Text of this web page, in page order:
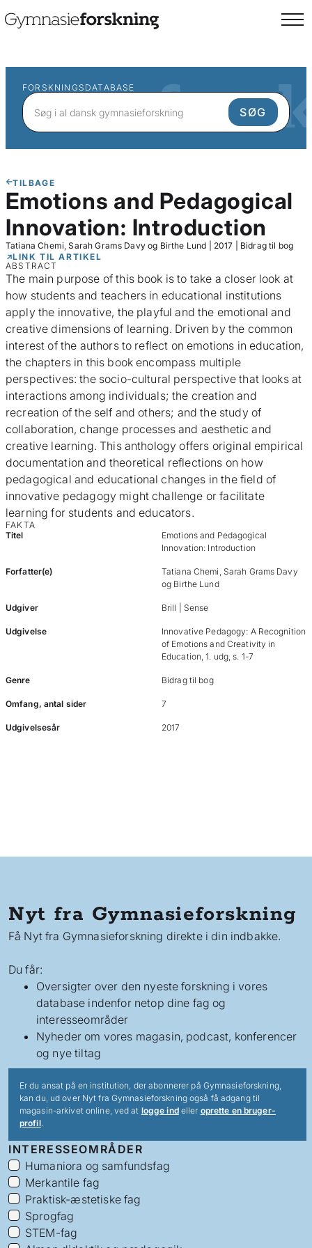
FORSKNINGSDATABASE
TILBAGE
Emotions and Pedagogical
Innovation: Introduction
Tatiana Chemi, Sarah Grams Davy og Birthe Lund 2017
Bidrag til bog
LINK TIL ARTIKEL
ABSTRACT
The main purpose of this book is to take a closer look at
how students and teachers in educational institutions
apply the innovative, the playful and the emotional and
creative dimensions of learning. Driven by the common
interest of the authors to reflect on emotions in education,
the chapters in this book encompass multiple
perspectives: the socio-cultural perspective that looks at
interactions among individuals; the creation and
recreation of the self and others; and the study of
collaboration, change processes and aesthetic and
creative learning. This anthology offers original empirical
documentation and theoretical reflections on how
pedagogical and educational changes in the field of
innovative pedagogy might challenge or facilitate
learning for students and educators.
FAKTA
Titel
Emotions and Pedagogical
Innovation: Introduction
Forfatter(e)
Tatiana Chemi, Sarah Grams Davy
og Birthe Lund
Udgiver Brill | Sense
Udgivelse
Innovative Pedagogy: A Recognition
of Emotions and Creativity in
Education, 1. udg, s. 1-7
Genre Bidrag til bog
Omfang, antal sider 7
Udgivelsesår 2017
Nyt fra Gymnasieforskning
Få Nyt fra Gymnasieforskning direkte i din indbakke.
Du får:
Oversigter over den nyeste forskning i vores
database indenfor netop dine fag og
interesseområder
Nyheder om vores magasin, podcast, konferencer
og nye tiltag
Er du ansat på en institution, der abonnerer på Gymnasieforskning,
kan du, ud over Nyt fra Gymnasieforskning også få adgang til
magasin-arkivet online, ved at logge indeller oprette en bruger-
profil.
INTERESSEOMRÅDER
Humaniora og samfundsfag
Merkantile fag
Praktisk-æstetiske fag
Sprogfag
STEM-fag